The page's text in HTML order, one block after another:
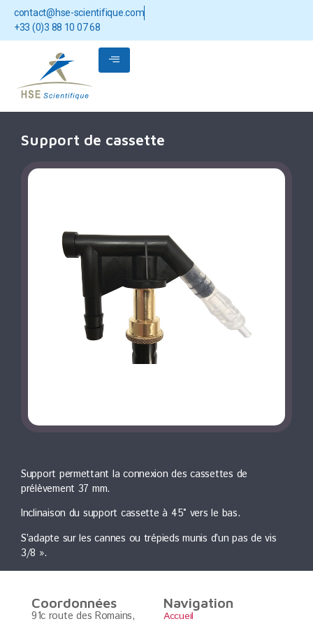
contact@hse-scientifique.com
+33 (0)3 88 10 07 68
Support de cassette
Support permettant la connexion des cassettes de
prélèvement 37 mm.
Inclinaison du support cassette à 45° vers le bas.
S’adapte sur les cannes ou trépieds munis d’un pas de vis
3/8 ».
Coordonnées
91c route des Romains,
Navigation
Accueil